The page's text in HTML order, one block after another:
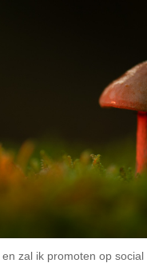
en zal ik promoten op social